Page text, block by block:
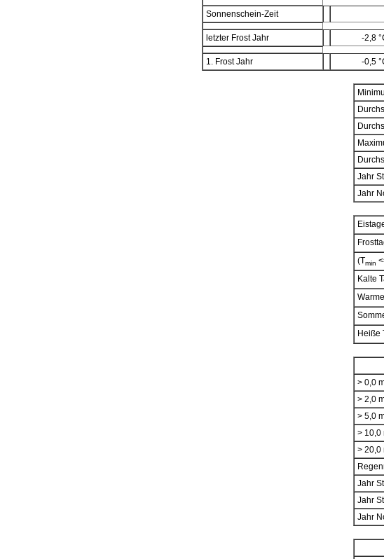
Sonnenschein-Zeit
letzter Frost Jahr -2,8
1. Frost Jahr -0,5
Jahr
Jahr
(Tmin
Kalte
Heiße
> 0,0
> 2,0
> 5,0
> 10,0
> 20,0
Jahr
Jahr
Jahr